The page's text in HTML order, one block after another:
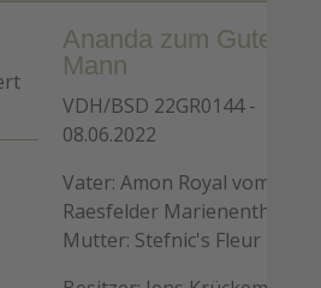
Ananda zum Guten
Mann
VDH/BSD 22GR0144 -
08.06.2022
Vater: Amon Royal vom
Raesfelder Marienenthal -
Mutter: Stefnic's Fleur De